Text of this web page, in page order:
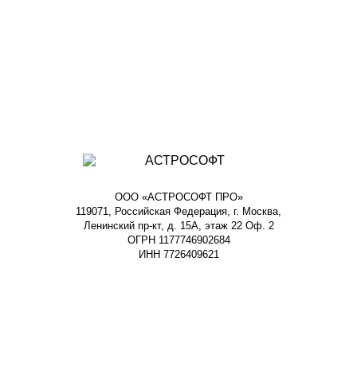
ООО «АСТРОСОФТ ПРО»
119071, Российская Федерация, г. Москва,
Ленинский пр-кт, д. 15А, этаж 22 Оф. 2
ОГРН 1177746902684
ИНН 7726409621